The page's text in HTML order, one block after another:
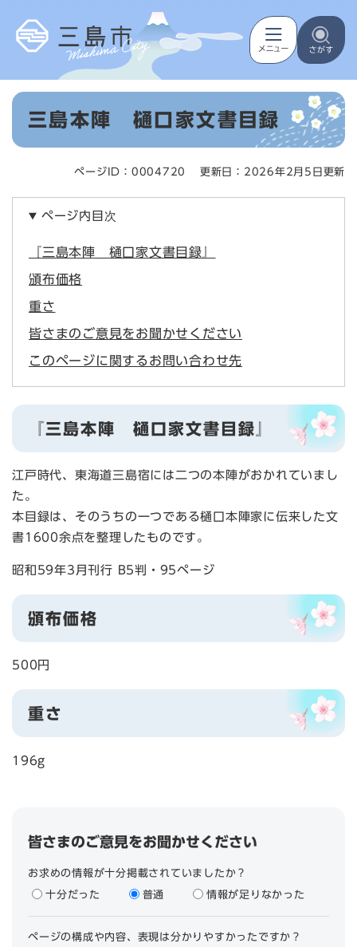
メニューを飛ばして本文へ
本
三島本陣 樋口家文書目録
ページID：0004720 更新日：2026年2月5日更新
ページ内目次
『三島本陣 樋口家文書目録』
頒布価格
重さ
皆さまのご意見をお聞かせください
このページに関するお問い合わせ先
『三島本陣 樋口家文書目録』
江戸時代、東海道三島宿には二つの本陣がおかれていまし
た。
本目録は、そのうちの一つである樋口本陣家に伝来した文
書1600余点を整理したものです。
昭和59年3月刊行 B5判・95ページ
頒布価格
500円
重さ
196g
皆さまのご意見をお聞かせください
お求めの情報が十分掲載されていましたか？
十分だった 普通 情報が足りなかった
ページの構成や内容、表現は分かりやすかったですか？